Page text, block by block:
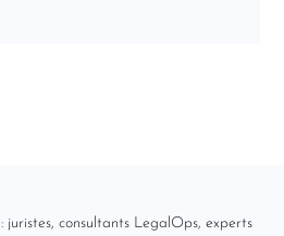
: juristes, consultants LegalOps, experts